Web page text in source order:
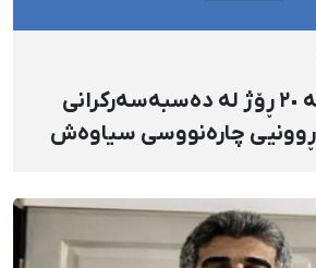
مەهاباد؛ زیاتر لە ٢٠ ڕۆژ لە دەسبەسەرکرانی
چارەنووسی سیاوەش